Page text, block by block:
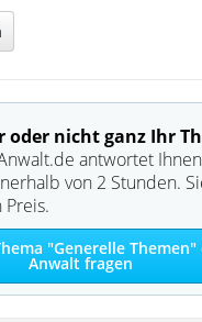
oder nicht ganz Ihr
antwortet
von 2 Stunden.
"Generelle Themen"
Anwalt fragen